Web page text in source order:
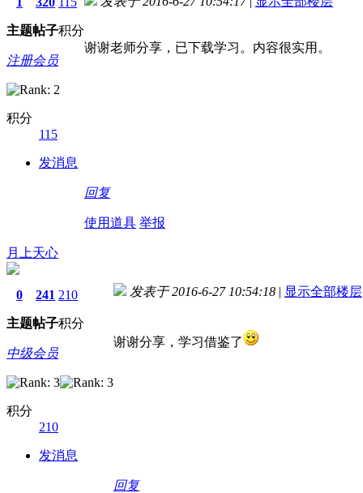
主题帖子积分
注册会员
积分
115
发消息
谢谢老师分享，已下载学习。内容很实用。
回复
使用道具 举报
月上天心
0
主题
241
帖子
210
积分
中级会员
积分
210
发消息
发表于 2016-6-27 10:54:18 | 显示全部楼层
谢谢分享，学习借鉴了
回复